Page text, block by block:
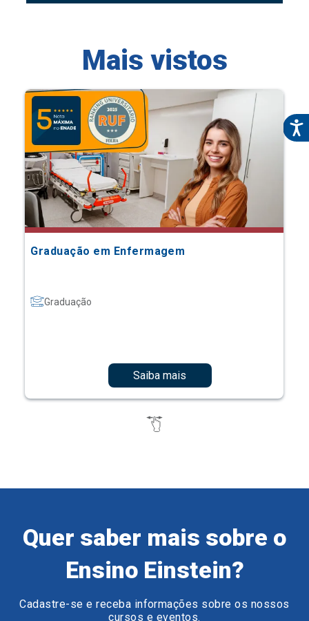
Mais vistos
Graduação em Enfermagem
Graduação
Saiba mais
Quer saber mais sobre o
Ensino Einstein?
Cadastre-se e receba informações sobre os nossos
cursos e eventos.